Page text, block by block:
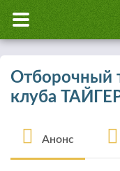
Отборочный
клуба
Анонс